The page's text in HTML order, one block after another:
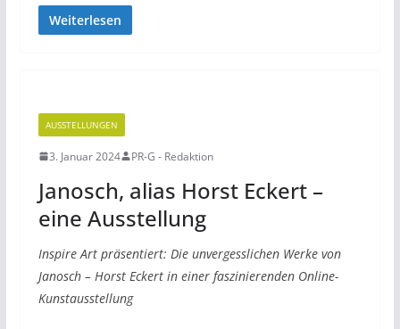
Weiterlesen
AUSSTELLUNGEN
3. Januar 2024 PR-G - Redaktion
Janosch, alias Horst Eckert –
eine Ausstellung
Inspire Art präsentiert: Die unvergesslichen Werke von
Janosch – Horst Eckert in einer faszinierenden Online-
Kunstausstellung